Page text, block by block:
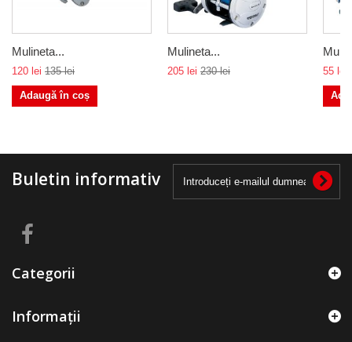
Mulineta...
120 lei 135 lei
Adaugă în coș
Mulineta...
205 lei 230 lei 55 lei
Buletin informativ
Categorii
Informații